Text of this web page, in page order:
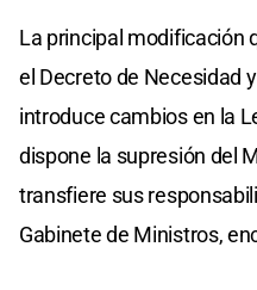
La principal modificación
el Decreto de Necesidad
introduce cambios en la
dispone la supresión del
transfiere sus
Gabinete de Ministros,